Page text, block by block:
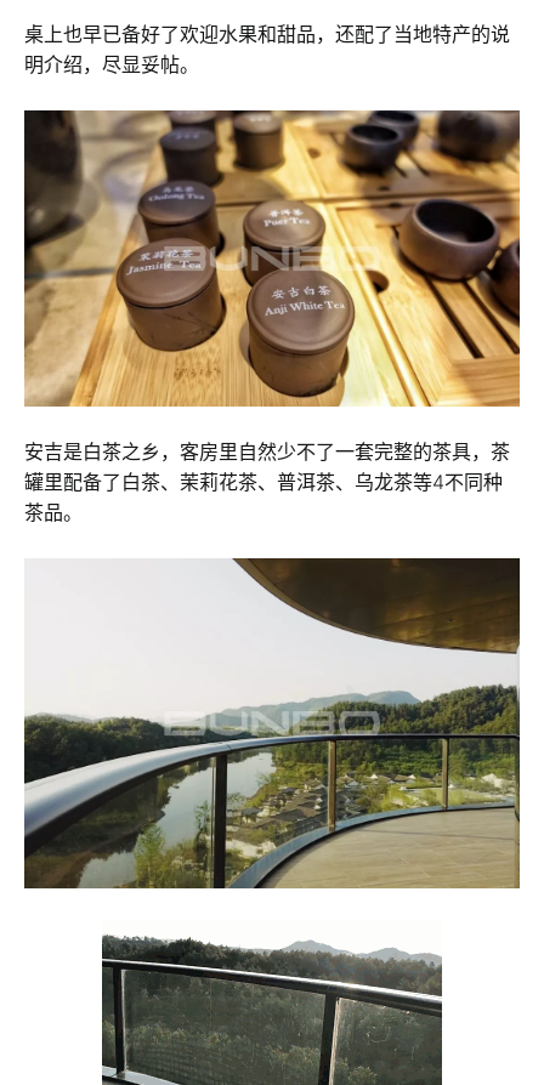
桌上也早已备好了欢迎水果和甜品，还配了当地特产的说
明介绍，尽显妥帖。
安吉是白茶之乡，客房里自然少不了一套完整的茶具，茶
罐里配备了白茶、茉莉花茶、普洱茶、乌龙茶等4不同种
茶品。